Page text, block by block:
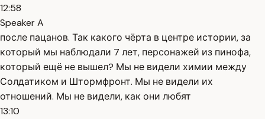
12:58
Speaker A
после пацанов. Так какого чёрта в центре истории, за
который мы наблюдали 7 лет, персонажей из пинофа,
который ещё не вышел? Мы не видели химии между
Солдатиком и Штормфронт. Мы не видели их
отношений. Мы не видели, как они любят
13:10